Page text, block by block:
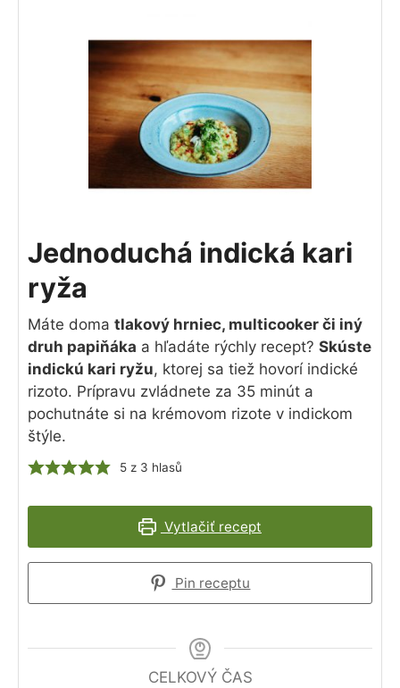
Jednoduchá indická kari
ryža
Máte doma tlakový hrniec, multicooker či iný
druh papiňáka a hľadáte rýchly recept? Skúste
indickú kari ryžu, ktorej sa tiež hovorí indické
rizoto. Prípravu zvládnete za 35 minút a
pochutnáte si na krémovom rizote v indickom
štýle.
5 z 3 hlasů
Vytlačiť recept
Pin receptu
CELKOVÝ ČAS